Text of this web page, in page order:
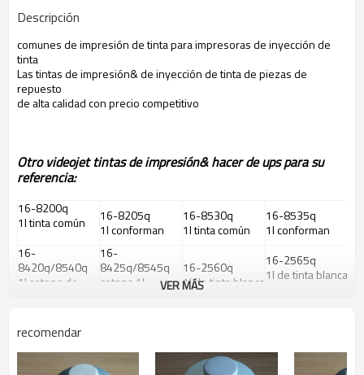
Descripción
comunes de impresión de tinta para impresoras de inyección de
tinta
Las tintas de impresión& de inyección de tinta de piezas de
repuesto
de alta calidad con precio competitivo
Otro videojet tintas de impresión& hacer de ups para su
referencia:
16-8200q
1l tinta común
16-8205q
1l conforman
16-8530q
1l tinta común
16-8535q
1l conforman
16-
8420q/8540q
1l cetona de
16-
8425q/8545q
cetona 1l
16-2560q
1l de tinta blanca
16-2565q
1l de tinta blanca
1l tinta común
VER MÁS
recomendar